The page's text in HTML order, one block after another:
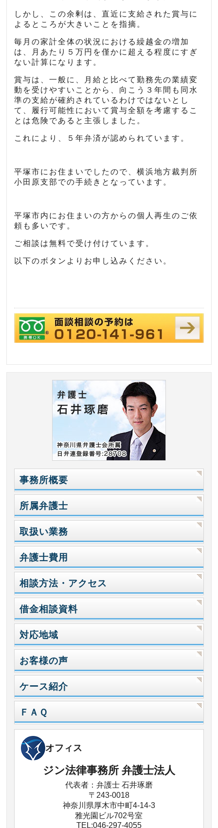
しかし、この余剰は、直近に支給された賞与に
よるところが大きいことを指摘。
毎月の家計全体の状況における繰越金の増加
は、月あたり５万円を僅かに超える程度にすぎ
ない計算になります。
賞与は、一般に、月給と比べて勤務先の業績変
動を受けやすいことから、向こう３年間も同水
準の支給が確約されているわけではないとし
て、履行可能性において賞与全額を考慮するこ
とは危険であると主張しました。
これにより、５年弁済が認められています。
平塚市にお住まいでしたので、横浜地方裁判所
小田原支部での手続きとなっています。
平塚市内にお住まいの方からの個人再生のご依
頼も多いです。
ご相談は無料で受け付けています。
以下のボタンよりお申し込みください。
事務所概要
所属弁護士
取扱い業務
弁護士費用
相談方法・アクセス
借金相談資料
対応地域
お客様の声
ケース紹介
ＦＡＱ
オフィス
ジン法律事務所 弁護士法人
代表者：弁護士 石井琢磨
〒243-0018
神奈川県厚木市中町4-14-3
雅光園ビル702号室
TEL:046-297-4055